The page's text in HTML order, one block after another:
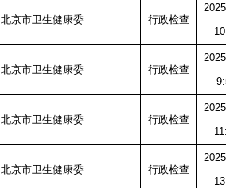
北京市卫生健康委 行政检查
北京市卫生健康委 行政检查
北京市卫生健康委 行政检查
北京市卫生健康委 行政检查